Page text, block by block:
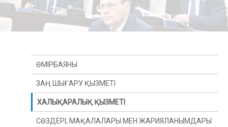
ӨМІРБАЯНЫ
ЗАҢ ШЫҒАРУ ҚЫЗМЕТІ
ХАЛЫҚАРАЛЫҚ ҚЫЗМЕТІ
СӨЗДЕРІ, МАҚАЛАЛАРЫ МЕН ЖАРИЯЛАНЫМДАРЫ